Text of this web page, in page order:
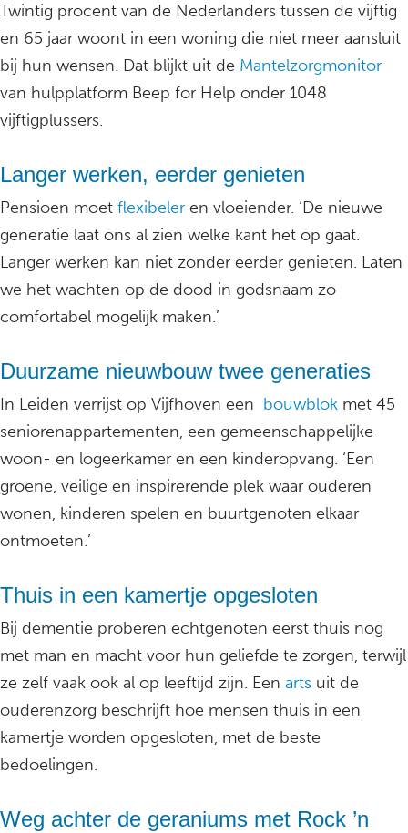
Twintig procent van de Nederlanders tussen de vijftig
en 65 jaar woont in een woning die niet meer aansluit
bij hun wensen. Dat blijkt uit de Mantelzorgmonitor
van hulpplatform Beep for Help onder 1048
vijftigplussers.
Langer werken, eerder genieten
Pensioen moet flexibeler en vloeiender. ‘De nieuwe
generatie laat ons al zien welke kant het op gaat.
Langer werken kan niet zonder eerder genieten. Laten
we het wachten op de dood in godsnaam zo
comfortabel mogelijk maken.’
Duurzame nieuwbouw twee generaties
In Leiden verrijst op Vijfhoven een bouwblok met 45
seniorenappartementen, een gemeenschappelijke
woon- en logeerkamer en een kinderopvang. ‘Een
groene, veilige en inspirerende plek waar ouderen
wonen, kinderen spelen en buurtgenoten elkaar
ontmoeten.’
Thuis in een kamertje opgesloten
Bij dementie proberen echtgenoten eerst thuis nog
met man en macht voor hun geliefde te zorgen, terwijl
ze zelf vaak ook al op leeftijd zijn. Een arts uit de
ouderenzorg beschrijft hoe mensen thuis in een
kamertje worden opgesloten, met de beste
bedoelingen.
Weg achter de geraniums met Rock ’n